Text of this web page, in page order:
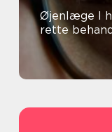
Øjenlæge I
rette